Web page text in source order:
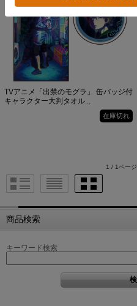
TVアニメ「出禁のモグラ」 缶バッジ付
キャラクター大判タオル...
在庫切れ
1 / 1ページ
商品検索
キーワード検索